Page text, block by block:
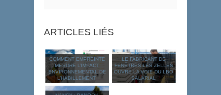
ARTICLES LIÉS
COMMENT EMPREINTE
MESURE L’IMPACT
ENVIRONNEMENTAL DE
L’HABILLEMENT
LE FABRICANT DE
FENÊTRES LES ZELLES
OUVRE LA VOIE DU LBO
SALARIAL